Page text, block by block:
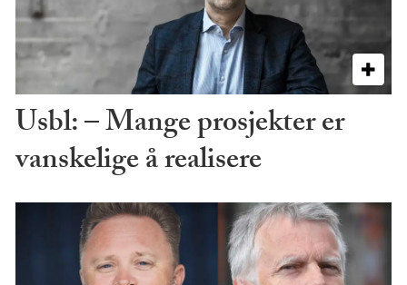
Usbl: – Mange prosjekter er
vanskelige å realisere